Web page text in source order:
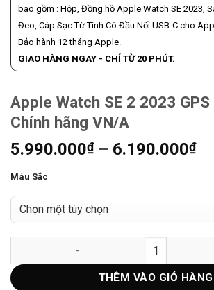
bao gồm : Hộp, Đồng hồ Apple Watch SE 2023,
Đeo, Cáp Sạc Từ Tính Có Đầu Nối USB-C cho
Bảo hành 12 tháng Apple.
GIAO HÀNG NGAY - CHỈ TỪ 20 PHÚT.
Apple Watch SE 2 2023
Chính hãng VN/A
5.990.000₫ – 6.190.000₫
Màu Sắc
Apple Watch SE 2 2023 GPS 40mm | Chính
THÊM VÀO GIỎ HÀNG